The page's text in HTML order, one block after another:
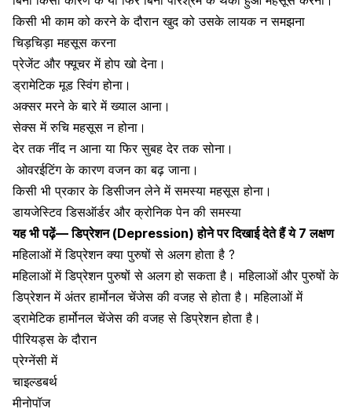
किसी भी काम को करने के दौरान खुद को उसके लायक न समझना
चिड़चिड़ा महसूस करना
प्रेजेंट और फ्यूचर में होप खो देना।
ड्रामेटिकमूड स्विंग होना ।
अक्सर मरने के बारे में ख्याल आना।
सेक्स में रुचि महसूस न होना।
देर तकनींद न आना या फिर सुबह देर तक सोना।
ओवरईटिंगके कारण वजन का बढ़ जाना।
किसी भी प्रकार के डिसीजन लेने में समस्या महसूस होना।
डायजेस्टिव डिसऑर्डरऔर क्रोनिक पेन की समस्या
यह भी पढ़ें—डिप्रेशन (Depression) होने पर दिखाई ​देते हैं ये 7 लक्षण
महिलाओं में डिप्रेशन क्या पुरुषों से अलग होता है ?
महिलाओं में डिप्रेशन पुरुषों से अलग हो सकता है। महिलाओं और पुरुषों के
डिप्रेशन में अंतर हार्मोनल चेंजेस की वजह से होता है। महिलाओं में
ड्रामेटिक हार्मोनल चेंजेस की वजह से डिप्रेशन होता है।
पीरियड्स के दौरान
प्रेग्नेंसी में
चाइल्डबर्थ
मीनोपॉज